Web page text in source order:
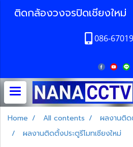
ติดกล้องวงจรปิดเชียงใหม่
086-
Home All contents
ผลงานติด
ผลงานติดตั้งประตูรีโมทเชียงใหม่